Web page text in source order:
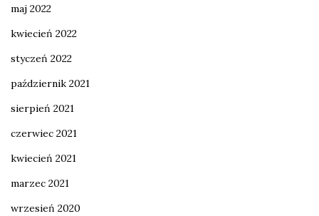
maj 2022
kwiecień 2022
styczeń 2022
październik 2021
sierpień 2021
czerwiec 2021
kwiecień 2021
marzec 2021
wrzesień 2020